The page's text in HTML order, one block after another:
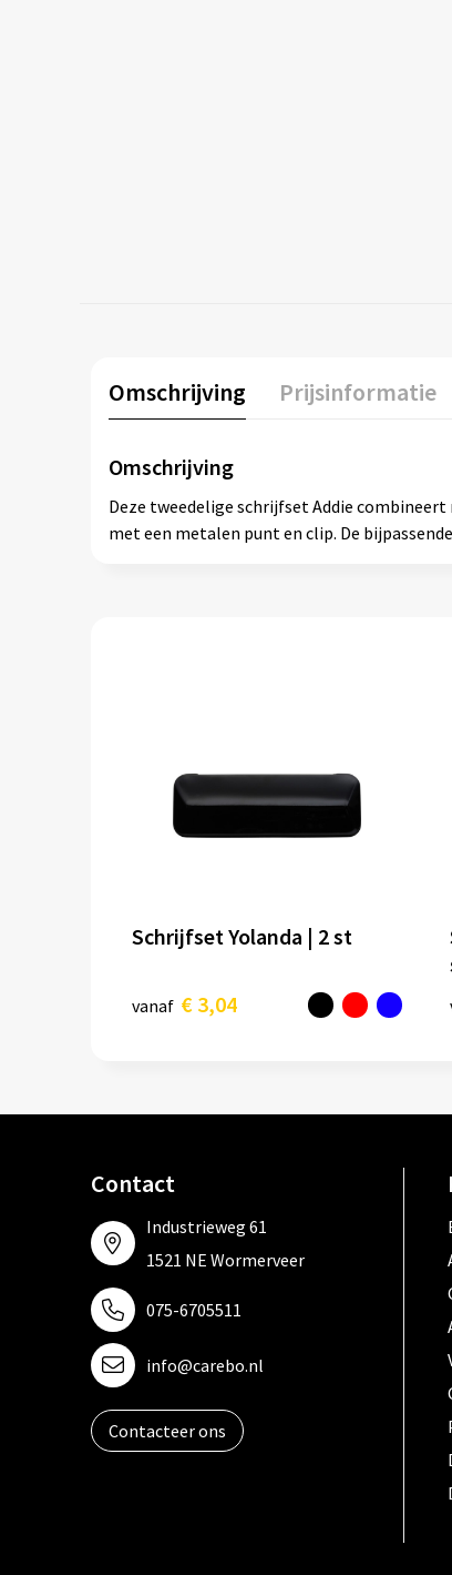
Omschrijving Prijsinformatie
Omschrijving
Deze tweedelige schrijfset Addie
met een metalen punt en clip. De
Schrijfset Yolanda | 2 st
vanaf € 3,04
Contact
Industrieweg 61
1521 NE Wormerveer
075-6705511
info@carebo.nl
Contacteer ons